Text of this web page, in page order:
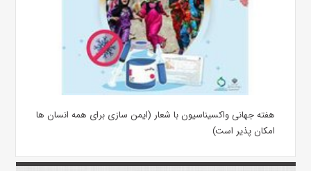
هفته جهانی واکسیناسیون با شعار (ایمن سازی برای همه انسان ها
امکان پذیر است)